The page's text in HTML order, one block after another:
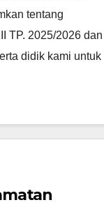
tentang
TP. 2025/2026 dan
didik kami untuk